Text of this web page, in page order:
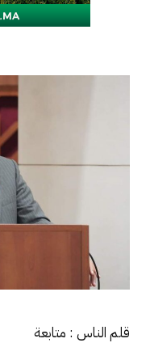
قلم الناس : متابعة